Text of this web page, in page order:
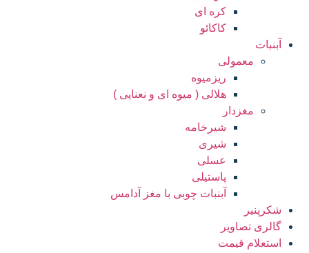
کره ای
کاکائو
آبنبات
معمولی
ریزمیوه
هلالی ( میوه ای و نعنایی )
مغزدار
شیرخامه
شیری
عسلی
پاستیلی
آبنبات چوبی با مغز آدامس
شکرپنیر
گالری تصاویر
استعلام قیمت